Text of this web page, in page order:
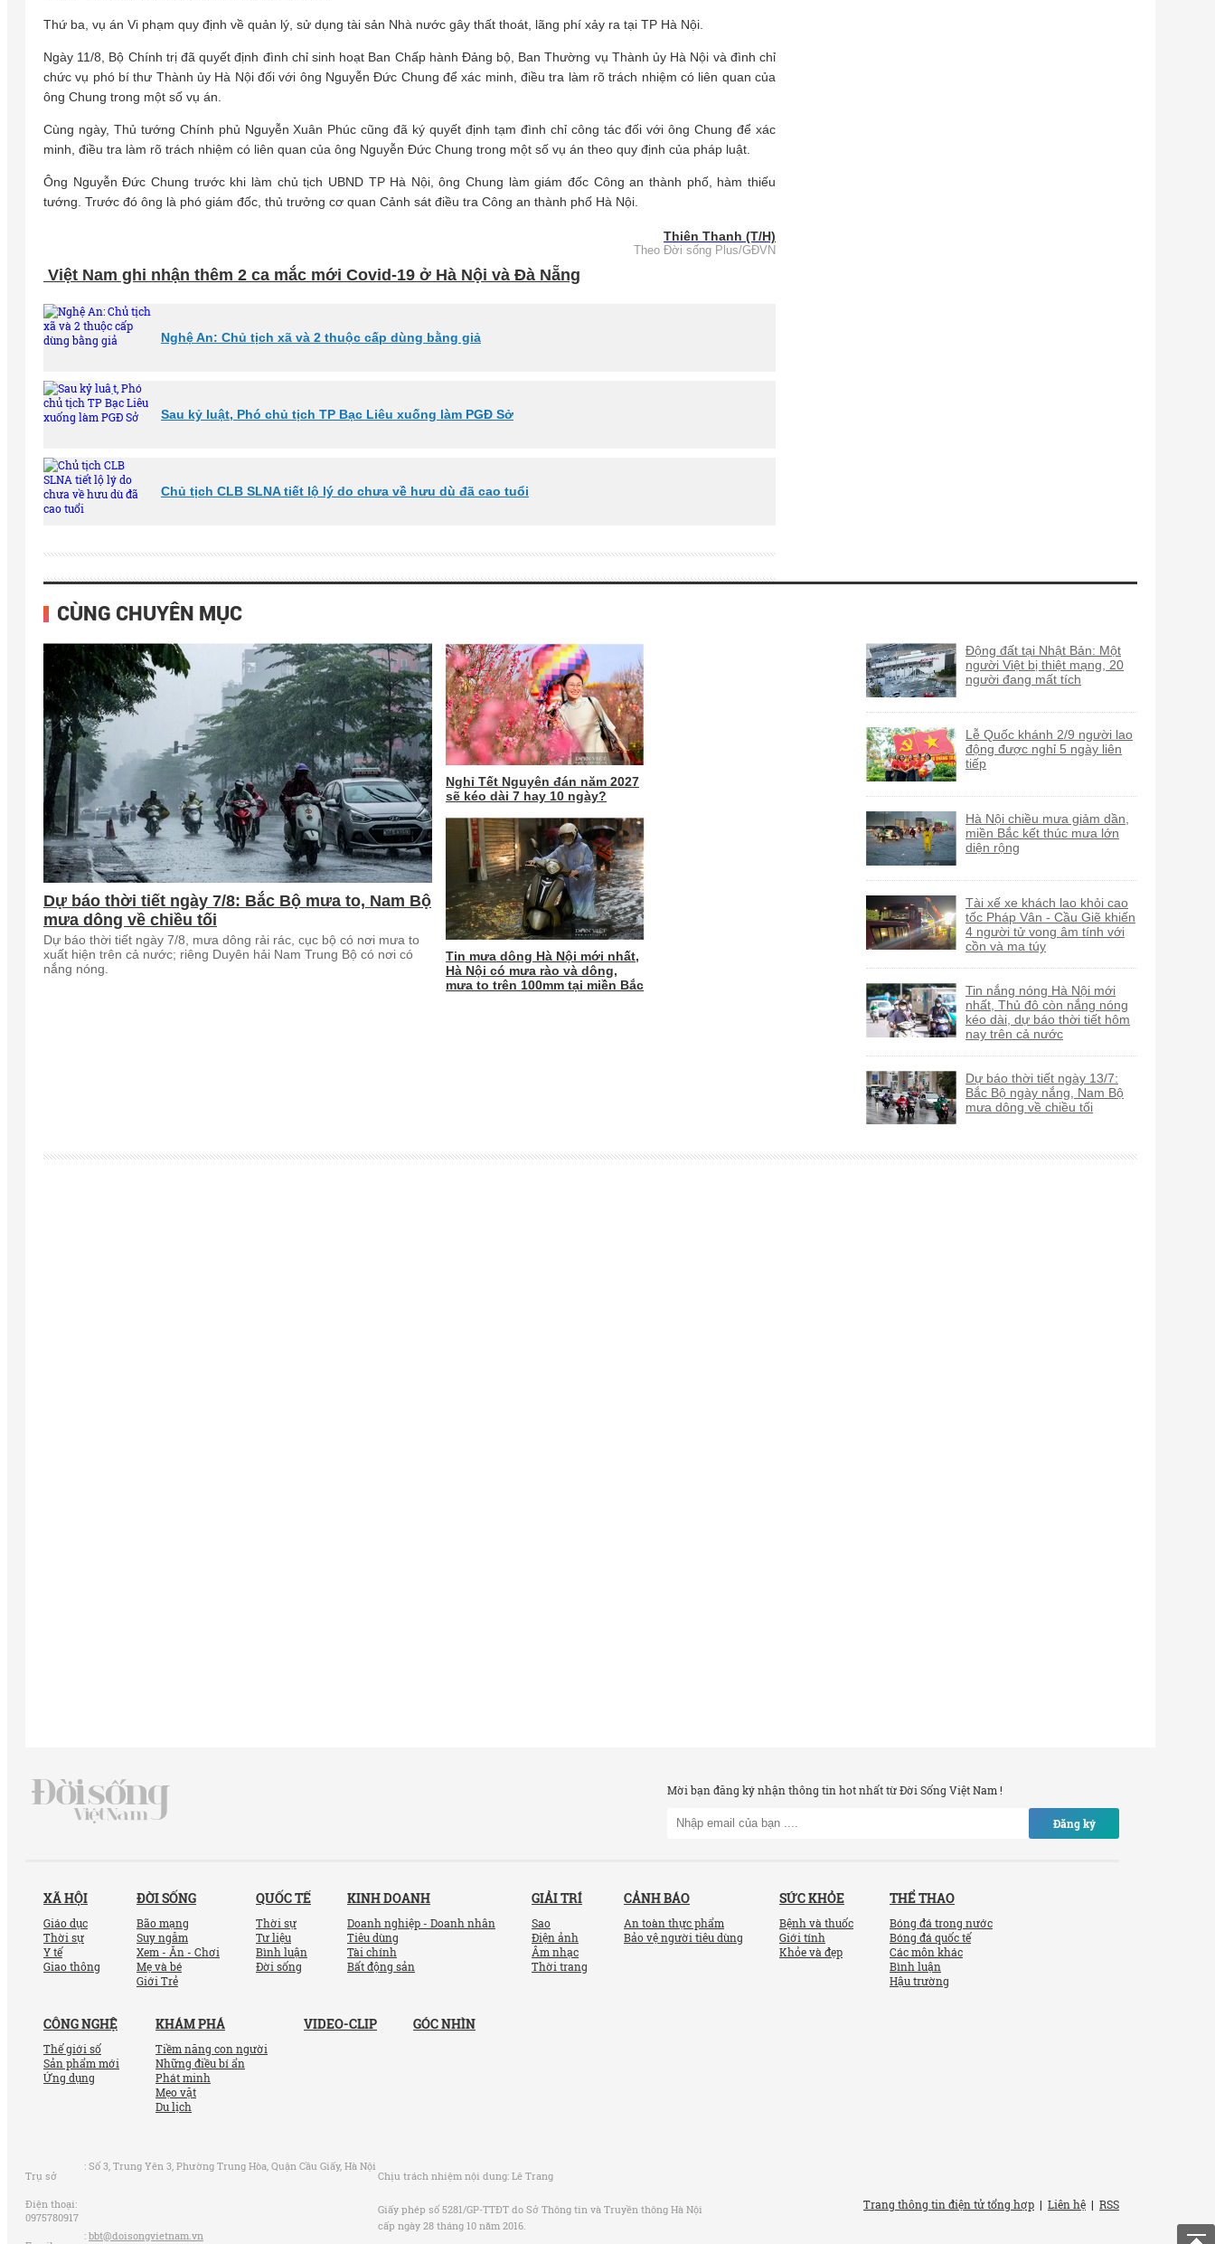
Thứ ba, vụ án Vi phạm quy định về quản lý, sử dụng tài sản Nhà nước gây thất thoát, lãng phí xảy ra tại TP Hà Nội.
Ngày 11/8, Bộ Chính trị đã quyết định đình chỉ sinh hoạt Ban Chấp hành Đảng bộ, Ban Thường vụ Thành ủy Hà Nội và đình chỉ
chức vụ phó bí thư Thành ủy Hà Nội đối với ông Nguyễn Đức Chung để xác minh, điều tra làm rõ trách nhiệm có liên quan của
ông Chung trong một số vụ án.
Cùng ngày, Thủ tướng Chính phủ Nguyễn Xuân Phúc cũng đã ký quyết định tạm đình chỉ công tác đối với ông Chung để xác
minh, điều tra làm rõ trách nhiệm có liên quan của ông Nguyễn Đức Chung trong một số vụ án theo quy định của pháp luật.
Ông Nguyễn Đức Chung trước khi làm chủ tịch UBND TP Hà Nội, ông Chung làm giám đốc Công an thành phố, hàm thiếu
tướng. Trước đó ông là phó giám đốc, thủ trưởng cơ quan Cảnh sát điều tra Công an thành phố Hà Nội.
Thiên Thanh (T/H)
Theo Đời sống Plus/GĐVN
Việt Nam ghi nhận thêm 2 ca mắc mới Covid-19 ở Hà Nội và Đà Nẵng
Nghệ An: Chủ tịch xã và 2 thuộc cấp dùng bằng giả
Sau kỷ luật, Phó chủ tịch TP Bạc Liêu xuống làm PGĐ Sở
Chủ tịch CLB SLNA tiết lộ lý do chưa về hưu dù đã cao tuổi
CÙNG CHUYÊN MỤC
Dự báo thời tiết ngày 7/8: Bắc Bộ mưa to, Nam Bộ
mưa dông về chiều tối
Dự báo thời tiết ngày 7/8, mưa dông rải rác, cục bộ có nơi mưa to
xuất hiện trên cả nước; riêng Duyên hải Nam Trung Bộ có nơi có
nắng nóng.
Nghỉ Tết Nguyên đán năm 2027
sẽ kéo dài 7 hay 10 ngày?
Tin mưa dông Hà Nội mới nhất,
Hà Nội có mưa rào và dông,
mưa to trên 100mm tại miền Bắc
Động đất tại Nhật Bản: Một
người Việt bị thiệt mạng, 20
người đang mất tích
Lễ Quốc khánh 2/9 người lao
động được nghỉ 5 ngày liên
tiếp
Hà Nội chiều mưa giảm dần,
miền Bắc kết thúc mưa lớn
diện rộng
Tài xế xe khách lao khỏi cao
tốc Pháp Vân - Cầu Giẽ khiến
4 người tử vong âm tính với
cồn và ma túy
Tin nắng nóng Hà Nội mới
nhất, Thủ đô còn nắng nóng
kéo dài, dự báo thời tiết hôm
nay trên cả nước
Dự báo thời tiết ngày 13/7:
Bắc Bộ ngày nắng, Nam Bộ
mưa dông về chiều tối
Mời bạn đăng ký nhận thông tin hot nhất từ Đời Sống Việt Nam !
Đăng ký
XÃ HỘI
Giáo dục
Thời sự
Y tế
Giao thông
ĐỜI SỐNG
Bão mạng
Suy ngẫm
Xem - Ăn - Chơi
Mẹ và bé
Giới Trẻ
QUỐC TẾ
Thời sự
Tư liệu
Bình luận
Đời sống
KINH DOANH
Doanh nghiệp - Doanh nhân
Tiêu dùng
Tài chính
Bất động sản
GIẢI TRÍ
Sao
Điện ảnh
Âm nhạc
Thời trang
CẢNH BÁO
An toàn thực phẩm
Bảo vệ người tiêu dùng
SỨC KHỎE
Bệnh và thuốc
Giới tính
Khỏe và đẹp
THỂ THAO
Bóng đá trong nước
Bóng đá quốc tế
Các môn khác
Bình luận
Hậu trường
CÔNG NGHỆ
Thế giới số
Sản phẩm mới
Ứng dụng
KHÁM PHÁ
Tiềm năng con người
Những điều bí ẩn
Phát minh
Mẹo vặt
Du lịch
VIDEO-CLIP GÓC NHÌN
Trụ sở
: Số 3, Trung Yên 3, Phường Trung Hòa, Quận Cầu Giấy, Hà Nội
Điện thoại:
0975780917
: bbt@doisongvietnam.vn
Chịu trách nhiệm nội dung: Lê Trang
Giấy phép số 5281/GP-TTĐT do Sở Thông tin và Truyền thông Hà Nội
cấp ngày 28 tháng 10 năm 2016.
Trang thông tin điện tử tổng hợp | Liên hệ | RSS